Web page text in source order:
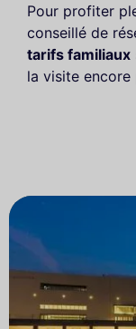
Pour profiter
conseillé de
tarifs familiaux
la visite encore